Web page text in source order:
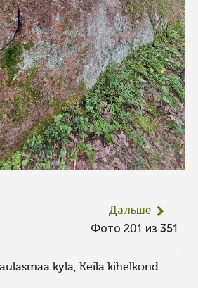
Дальше
Фото 201 из 351
kyla, Keila kihelkond